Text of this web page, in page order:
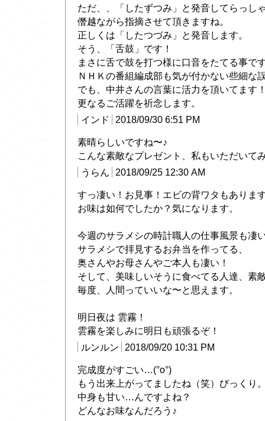
ただ、、「したずつみ」と発音してらっし
僭越ながら指摘させて頂きますね。
正しくは「したつづみ」と発音します。
そう、「舌鼓」です！
まさに舌で鼓を打つ様に口音をたてる事で
ＮＨＫの番組編成部も気が付かない些細な
でも、中井さんの言葉に活力を頂いてます
更なるご活躍を祈念します。
インド
2018/09/30 6:51 PM
素晴らしいですね〜♪
こんな素敵なプレゼント、私もいただいて
うらん
2018/09/25 12:30 AM
すっ凄い！お見事！エビの背ワタもありま
お味は如何でしたか？気になります。
今週のサラメシの時計職人の仕事風景も凄
サラメシで拝見するお弁当を作ってる、
奥さんやお母さんやご本人も凄い！
そして、美味しいそうに食べてる人達、素
毎度、人間っていいな〜と思えます。
明日夜は 雲霧！
雲霧を楽しみに明日も頑張るぞ！
ルンルン
2018/09/20 10:31 PM
完成度がすごい…(°o°)
もう出来上がってましたね（笑）びっくり
中身も甘い…んですよね？
どんなお味なんだろう♪